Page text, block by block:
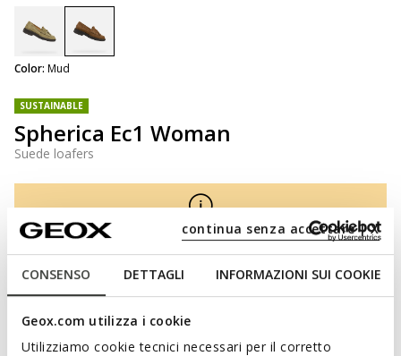
CONSENSO DETTAGLI INFORMAZIONI SUI COOKIE
Geox.com utilizza i cookie
Utilizziamo cookie tecnici necessari per il corretto
continua senza accettare | X
SUSTAINABLE
Spherica Ec1 Woman
Suede loafers
Color: Mud
NOT SHOPPABLE
We are sorry! It is not possible to purchase this item in the
country you are currently in.
Description